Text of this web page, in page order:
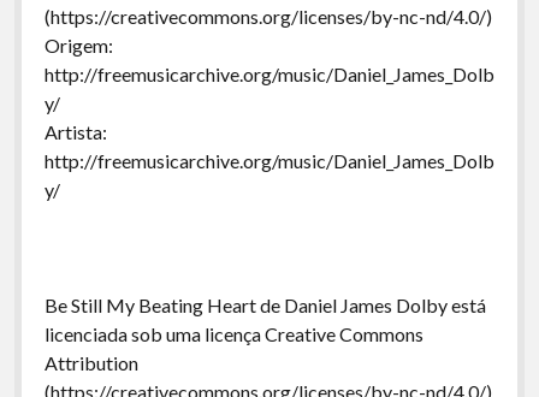
(https://creativecommons.org/licenses/by-nc-nd/4.0/)
Origem:
http://freemusicarchive.org/music/Daniel_James_Dolb
y/
Artista:
http://freemusicarchive.org/music/Daniel_James_Dolb
y/
Be Still My Beating Heart de Daniel James Dolby está
licenciada sob uma licença Creative Commons
Attribution
(https://creativecommons.org/licenses/by-nc-nd/4.0/)